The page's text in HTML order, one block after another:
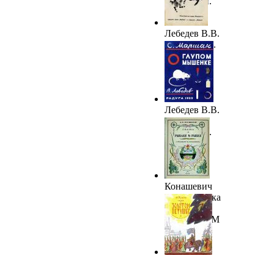
1917
Лебедев В.В.
"Три козла".
1923. ГРМ
Лебедев В.В.
«О глупом
мышонке».
1925. ГРМ
Конашевич
В.М. «Сказка
о рыбаке и
рыбке». ГРМ